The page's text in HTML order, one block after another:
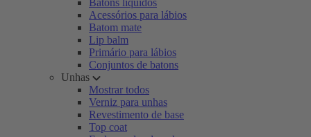
Batons líquidos
Acessórios para lábios
Batom mate
Lip balm
Primário para lábios
Conjuntos de batons
Unhas
Mostrar todos
Verniz para unhas
Revestimento de base
Top coat